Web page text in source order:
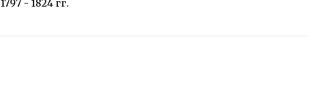
1797 - 1824 гг.